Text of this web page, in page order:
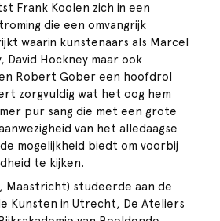
Frank Koolen zich in een
die een omvangrijk
waarin kunstenaars als Marcel
David Hockney maar ook
Robert Gober een hoofdrol
zorgvuldig wat het oog hem
pur sang die met een grote
van het alledaagse
mogelijkheid biedt om voorbij
te kijken.
Maastricht) studeerde aan de
Kunsten in Utrecht, De Ateliers